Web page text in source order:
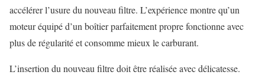
accélérer l’usure du nouveau filtre. L’expérience montre qu’un
moteur équipé d’un boîtier parfaitement propre fonctionne avec
plus de régularité et consomme mieux le carburant.
L’insertion du nouveau filtre doit être réalisée avec délicatesse.